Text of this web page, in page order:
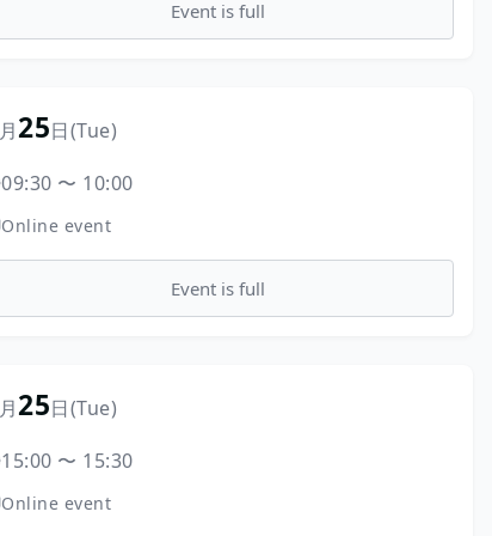
Event is full
月25日(Tue)
09:30 〜 10:00
Online event
Event is full
月25日(Tue)
15:00 〜 15:30
Online event